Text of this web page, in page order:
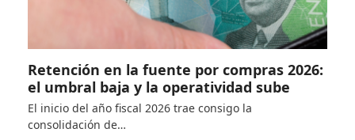
Retención en la fuente por compras 2026:
el umbral baja y la operatividad sube
El inicio del año fiscal 2026 trae consigo la
consolidación de…